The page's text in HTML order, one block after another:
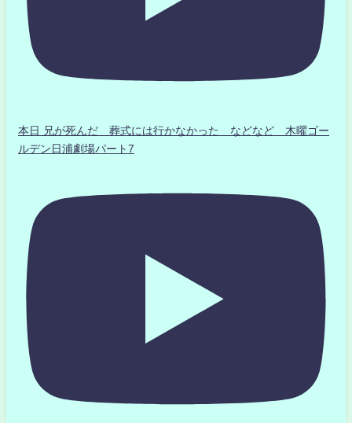
本日 兄が死んだ 葬式には行かなかった などなど 木曜ゴー
ルデン日浦劇場パート7